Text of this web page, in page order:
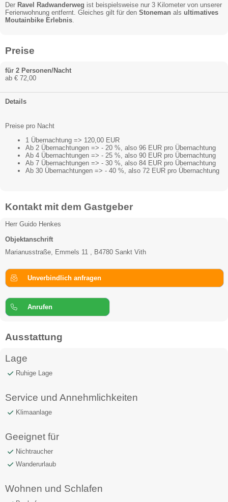
Der Ravel Radwanderweg ist beispielsweise nur 3 Kilometer von unserer
Ferienwohnung entfernt. Gleiches gilt für den Stoneman als ultimatives
Moutainbike Erlebnis
Preise
für 2 Personen/Nacht
ab € 72,00
Details
Preise pro Nacht
1 Übernachtung => 120,00 EUR
Ab 2 Übernachtungen => - 20 %, also 96 EUR pro Übernachtung
Ab 4 Übernachtungen => - 25 %, also 90 EUR pro Übernachtung
Ab 7 Übernachtungen => - 30 %, also 84 EUR pro Übernachtung
Ab 30 Übernachtungen => - 40 %, also 72 EUR pro Übernachtung
Kontakt mit dem Gastgeber
Herr Guido Henkes
Objektanschrift
Marianusstraße, Emmels 11 , B4780 Sankt Vith
Unverbindlich anfragen
Anrufen
Ausstattung
Lage
Ruhige Lage
Service und Annehmlichkeiten
Klimaanlage
Geeignet für
Nichtraucher
Wanderurlaub
Wohnen und Schlafen